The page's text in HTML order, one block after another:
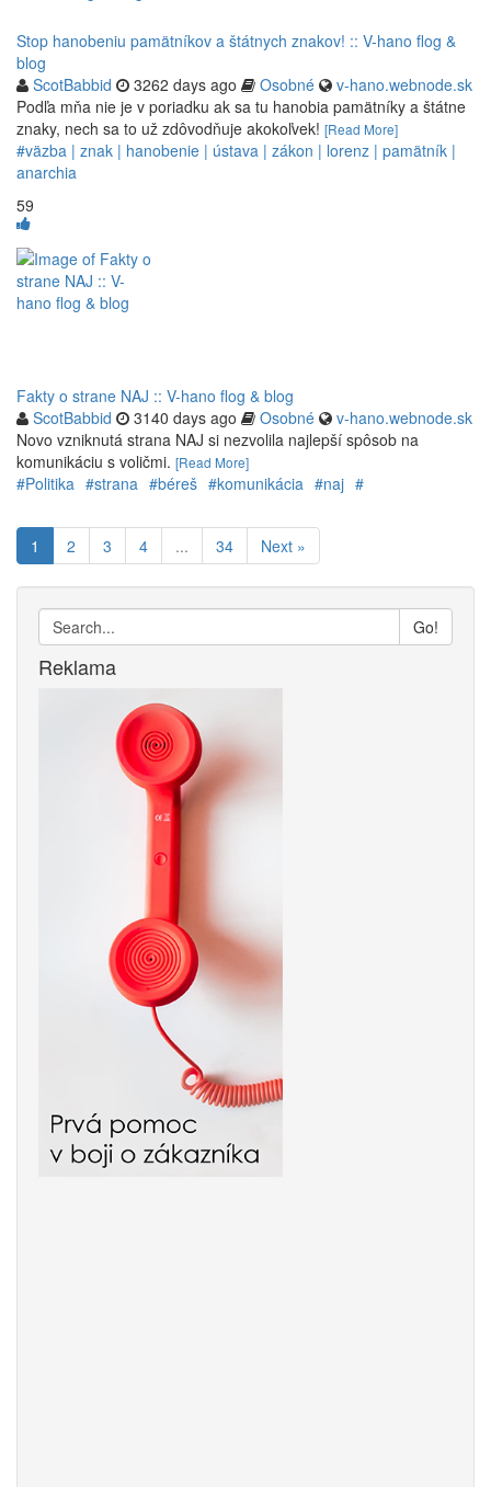
Stop hanobeniu pamätníkov a štátnych znakov! :: V-hano flog &
blog
ScotBabbid
3262 days ago Osobné
v-hano.webnode.sk
Podľa mňa nie je v poriadku ak sa tu hanobia pamätníky a štátne
znaky, nech sa to už zdôvodňuje akokoľvek! [Read More]
#väzba | znak | hanobenie | ústava | zákon | lorenz | pamätník |
anarchia
59
Fakty o strane NAJ :: V-hano flog & blog
ScotBabbid
3140 days ago Osobné
v-hano.webnode.sk
Novo vzniknutá strana NAJ si nezvolila najlepší spôsob na
komunikáciu s voličmi. [Read More]
#Politika #strana #béreš #komunikácia #naj #
1 2 3 4 ... 34 Next »
Go!
Reklama